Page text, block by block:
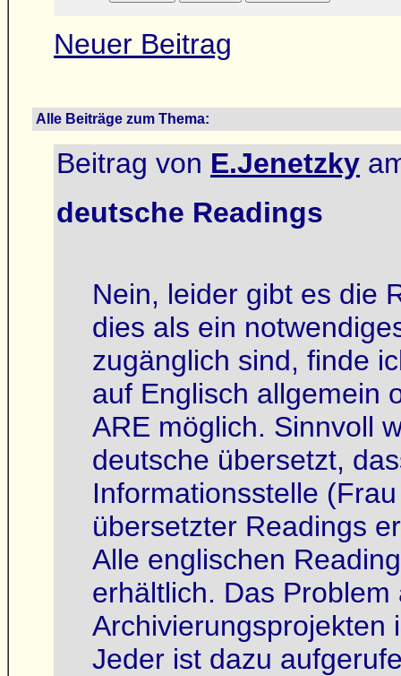
Neuer Beitrag
Alle Beiträge zum Thema:
Beitrag von E.Jenetzky
deutsche Readings
Nein, leider gibt es die
dies als ein
zugänglich sind, finde
auf Englisch allgemein
ARE möglich. Sinnvoll
deutsche übersetzt,
Informationsstelle
übersetzter Readings
Alle englischen
erhältlich. Das
Archivierungsprojekten
Jeder ist dazu